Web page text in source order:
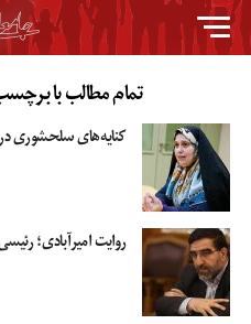
تمام مطالب با
کنایه‌های سلحشوری
روایت امیرآبادی؛